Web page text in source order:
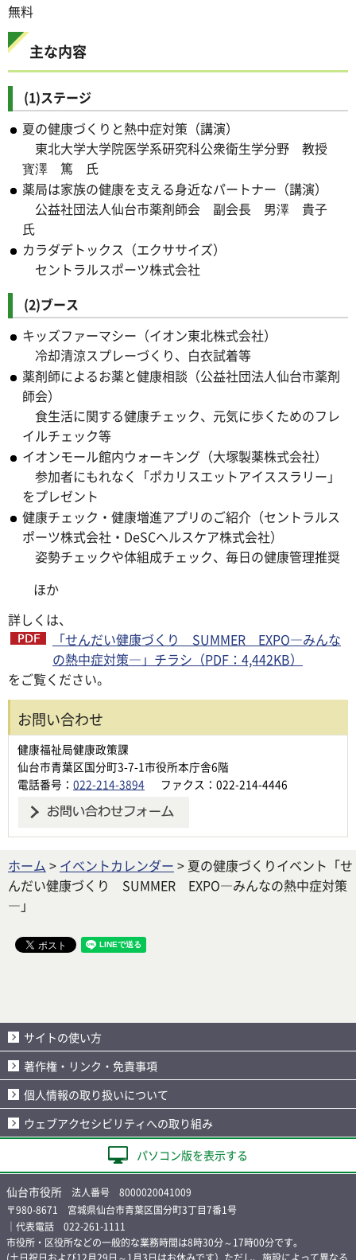
無料
主な内容
(1)ステージ
夏の健康づくりと熱中症対策（講演）
東北大学大学院医学系研究科公衆衛生学分野 教授
寳澤 篤 氏
薬局は家族の健康を支える身近なパートナー（講演）
公益社団法人仙台市薬剤師会 副会長 男澤 貴子
氏
カラダデトックス（エクササイズ）
セントラルスポーツ株式会社
(2)ブース
キッズファーマシー（イオン東北株式会社）
冷却清涼スプレーづくり、白衣試着等
薬剤師によるお薬と健康相談（公益社団法人仙台市薬剤
師会）
食生活に関する健康チェック、元気に歩くためのフレ
イルチェック等
イオンモール館内ウォーキング（大塚製薬株式会社）
参加者にもれなく「ポカリスエットアイススラリー」
をプレゼント
健康チェック・健康増進アプリのご紹介（セントラルス
ポーツ株式会社・DeSCヘルスケア株式会社）
姿勢チェックや体組成チェック、毎日の健康管理推奨
ほか
詳しくは、
「せんだい健康づくり SUMMER EXPO―みんな
の熱中症対策―」チラシ（PDF：4,442KB）
をご覧ください。
お問い合わせ
健康福祉局健康政策課
仙台市青葉区国分町3-7-1市役所本庁舎6階
電話番号： 022-214-3894 ファクス：022-214-4446
ホーム > イベントカレンダー > 夏の健康づくりイベント「せ
んだい健康づくり SUMMER EXPO―みんなの熱中症対策
―」
サイトの使い方
著作権・リンク・免責事項
個人情報の取り扱いについて
ウェブアクセシビリティへの取り組み
パソコン版を表示する
仙台市役所 法人番号 8000020041009
〒980-8671 宮城県仙台市青葉区国分町3丁目7番1号
｜代表電話 022-261-1111
市役所・区役所などの一般的な業務時間は8時30分～17時00分です。
(土日祝日および12月29日～1月3日はお休みです）ただし、施設によって異なる